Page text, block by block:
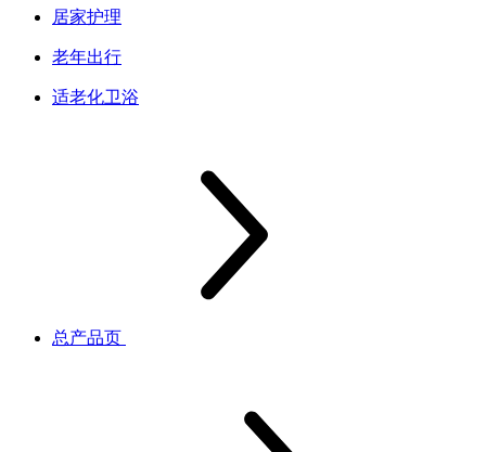
居家护理
老年出行
适老化卫浴
总产品页